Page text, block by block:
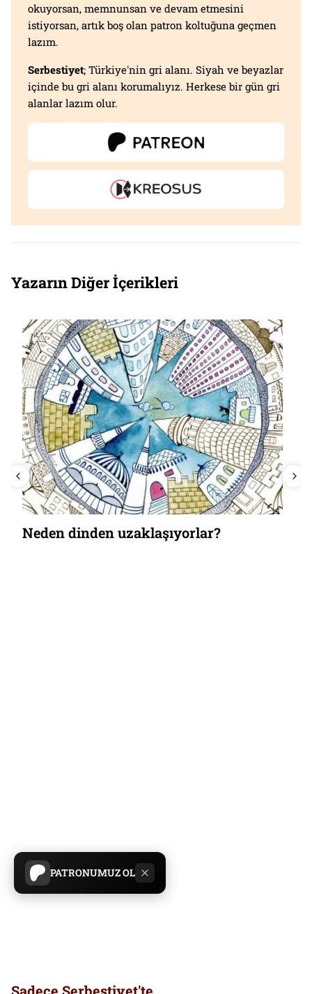
PATRONUMUZ OL
okuyorsan, memnunsan ve devam etmesini
istiyorsan, artık boş olan patron koltuğuna geçmen
lazım.
Serbestiyet; Türkiye'nin gri alanı. Siyah ve beyazlar
içinde bu gri alanı korumalıyız. Herkese bir gün gri
alanlar lazım olur.
Yazarın Diğer İçerikleri
Neden dinden uzaklaşıyorlar?